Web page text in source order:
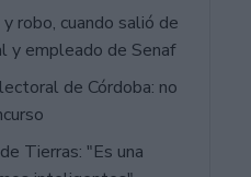
robo, cuando salió de
y empleado de Senaf
de Córdoba: no
Tierras: "Es una